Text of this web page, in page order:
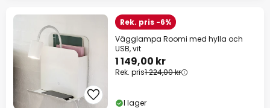
Rek. pris -6%
Vägglampa Roomi med hylla och
USB, vit
1 149,00 kr
Rek. pris1 224,00 kr
I lager